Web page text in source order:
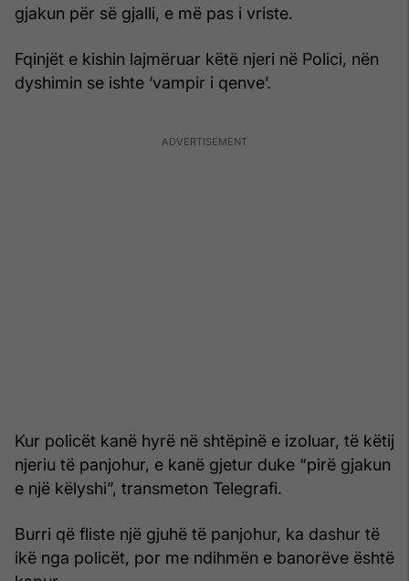
gjakun për së gjalli, e më pas i vriste.
Fqinjët e kishin lajmëruar këtë njeri në Polici, nën
dyshimin se ishte ‘vampir i qenve’.
Kur policët kanë hyrë në shtëpinë e izoluar, të këtij
njeriu të panjohur, e kanë gjetur duke “pirë gjakun
e një këlyshi”, transmeton Telegrafi.
Burri që fliste një gjuhë të panjohur, ka dashur të
ikë nga policët, por me ndihmën e banorëve është